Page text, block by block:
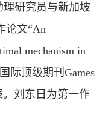
研究员与新加坡
论文“An
mechanism in
际顶级期刊Games
。刘东日为第一作